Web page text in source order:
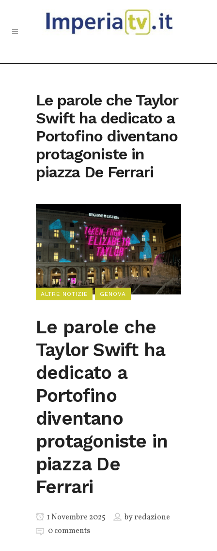
Le parole che Taylor
Swift ha dedicato a
Portofino diventano
protagoniste in
piazza De Ferrari
ALTRE NOTIZIE GENOVA
Le parole che
Taylor Swift ha
dedicato a
Portofino
diventano
protagoniste in
piazza De
Ferrari
1 Novembre 2025 byredazione
0 comments